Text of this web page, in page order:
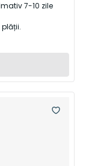
7-10 zile